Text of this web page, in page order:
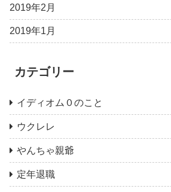
2019年2月
2019年1月
カテゴリー
イディオム０のこと
ウクレレ
やんちゃ親爺
定年退職